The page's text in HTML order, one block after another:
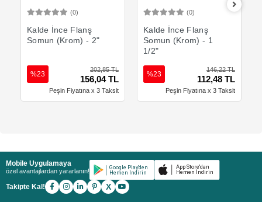
(0)
Kalde İnce Flanş
Somun (Krom) - 2"
202,85 TL
156,04 TL
%23
Peşin Fiyatına x 3 Taksit
(0)
Kalde İnce Flanş
Somun (Krom) - 1
1/2"
146,22 TL
112,48 TL
%23
Peşin Fiyatına x 3 Taksit
Mobile Uygulamaya
özel avantajlardan yararlanın!
Takipte Kal! X